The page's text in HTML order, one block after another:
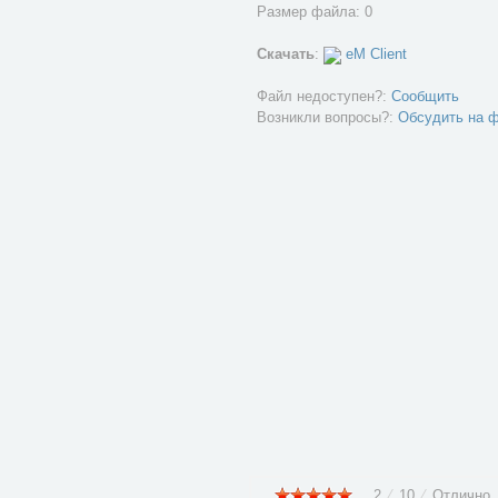
Размер файла: 0
Скачать: eM Client
Файл недоступен?: Сообщить
Возникли вопросы?: Обсудить на